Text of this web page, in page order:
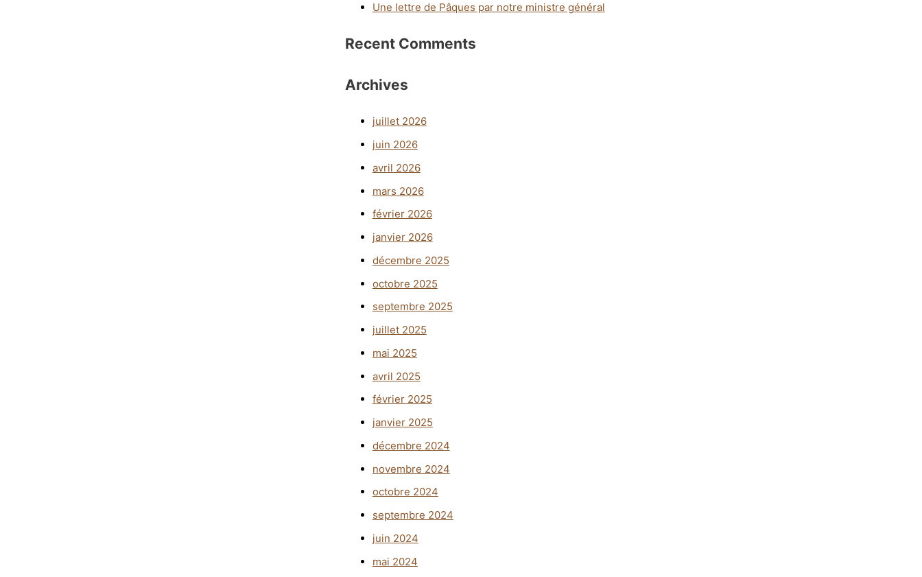
Une lettre de Pâques par notre ministre général
Recent Comments
Archives
juillet 2026
juin 2026
avril 2026
mars 2026
février 2026
janvier 2026
décembre 2025
octobre 2025
septembre 2025
juillet 2025
mai 2025
avril 2025
février 2025
janvier 2025
décembre 2024
novembre 2024
octobre 2024
septembre 2024
juin 2024
mai 2024